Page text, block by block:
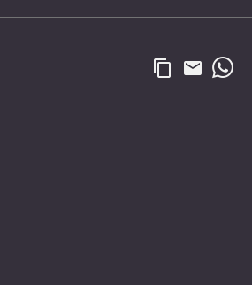
content_copy email